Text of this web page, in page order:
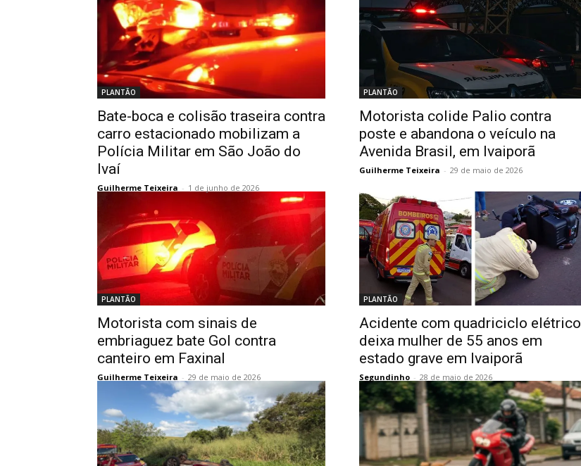
PLANTÃO
Bate-boca e colisão traseira contra
carro estacionado mobilizam a
Polícia Militar em São João do
Ivaí
Guilherme Teixeira - 1 de junho de 2026
PLANTÃO
Motorista colide Palio contra
poste e abandona o veículo na
Avenida Brasil, em Ivaiporã
Guilherme Teixeira - 29 de maio de 2026
PLANTÃO
Motorista com sinais de
embriaguez bate Gol contra
canteiro em Faxinal
Guilherme Teixeira - 29 de maio de 2026
PLANTÃO
Acidente com quadriciclo elétrico
deixa mulher de 55 anos em
estado grave em Ivaiporã
Segundinho - 28 de maio de 2026